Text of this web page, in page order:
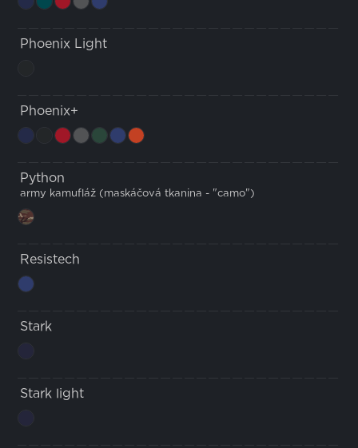
Phoenix Light
Phoenix+
Python
army kamufláž (maskáčová tkanina - "camo")
Resistech
Stark
Stark light